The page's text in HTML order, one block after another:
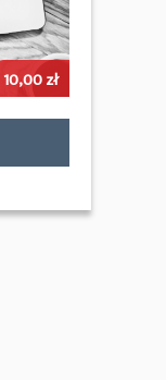
10,00zł